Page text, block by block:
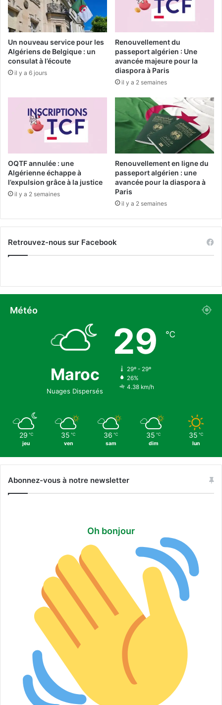
s
l
a
n
c
e
l
a
i
r
n
e
-
s
t
d
i
p
o
m
t
e
f
a
c
e
é
f
c
l
Un nouveau service pour les
Algériens de Belgique : un
consulat à l’écoute
il y a 6 jours
Renouvellement du
passeport algérien : Une
avancée majeure pour la
diaspora à Paris
il y a 2 semaines
OQTF annulée : une
Algérienne échappe à
l’expulsion grâce à la justice
il y a 2 semaines
Renouvellement en ligne du
passeport algérien : une
avancée pour la diaspora à
Paris
il y a 2 semaines
Retrouvez-nous sur Facebook
Météo
Maroc
Nuages Dispersés
29 ℃
29º - 29º
26%
4.38 km/h
29 ℃
jeu
35 ℃
ven
36 ℃
sam
35 ℃
dim
35 ℃
lun
Abonnez-vous à notre newsletter
Oh bonjour